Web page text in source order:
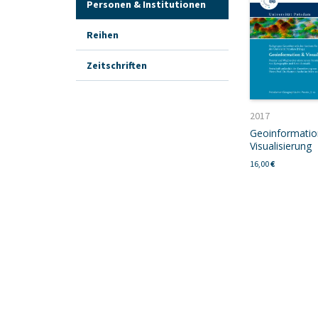
2017
Visualisierung
16,00€
Personen & Institutionen
Reihen
Zeitschriften